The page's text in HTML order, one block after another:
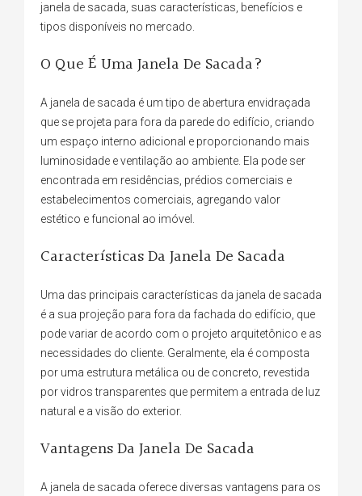
janela de sacada, suas características, benefícios e
tipos disponíveis no mercado.
O Que É Uma Janela De Sacada?
A janela de sacada é um tipo de abertura envidraçada
que se projeta para fora da parede do edifício, criando
um espaço interno adicional e proporcionando mais
luminosidade e ventilação ao ambiente. Ela pode ser
encontrada em residências, prédios comerciais e
estabelecimentos comerciais, agregando valor
estético e funcional ao imóvel.
Características Da Janela De Sacada
Uma das principais características da janela de sacada
é a sua projeção para fora da fachada do edifício, que
pode variar de acordo com o projeto arquitetônico e as
necessidades do cliente. Geralmente, ela é composta
por uma estrutura metálica ou de concreto, revestida
por vidros transparentes que permitem a entrada de luz
natural e a visão do exterior.
Vantagens Da Janela De Sacada
A janela de sacada oferece diversas vantagens para os